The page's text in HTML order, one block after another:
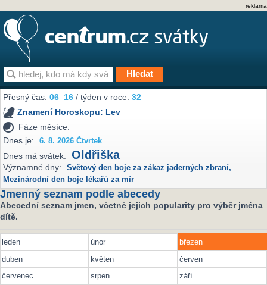
reklama
Přesný čas:06 16 / týden v roce:32
Znamení Horoskopu: Lev
Fáze měsíce:
Dnes je:
6. 8. 2026 Čtvrtek
Dnes má svátek: Oldřiška
Významné dny: Světový den boje za zákaz jaderných zbraní,
Mezinárodní den boje lékařů za mír
Jmenný seznam podle abecedy
Abecední seznam jmen, včetně jejich popularity pro výběr jména
dítě.
leden únor
březen
duben
květen
červen
červenec
srpen
září